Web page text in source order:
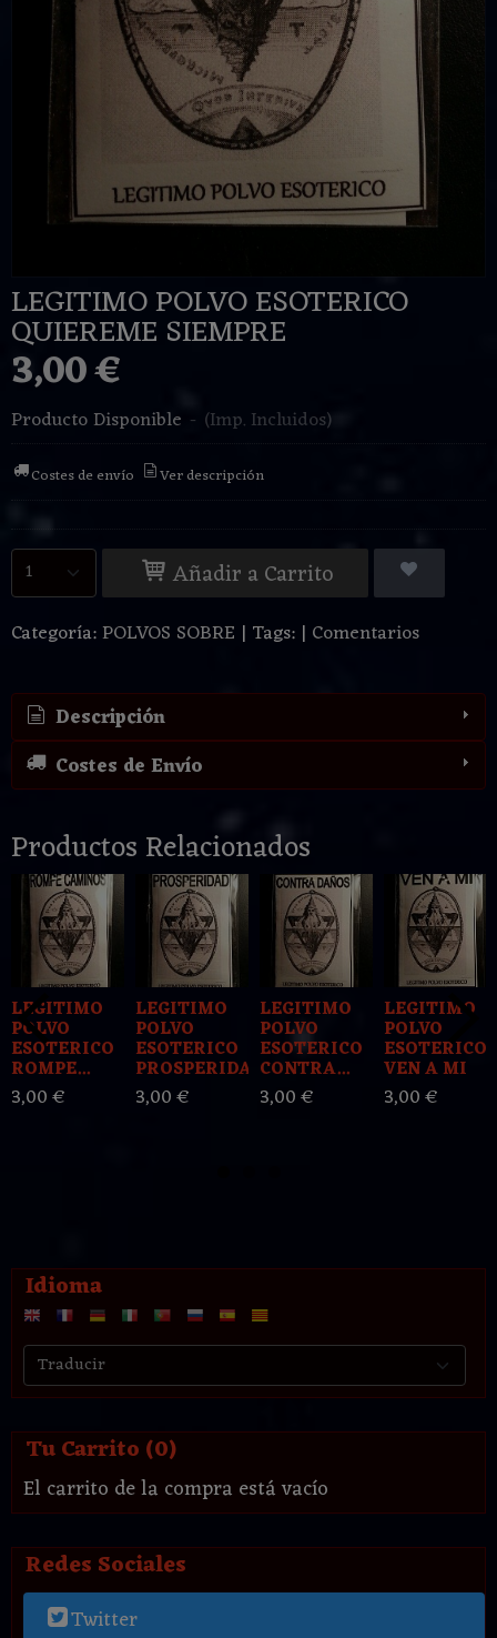
Idioma
Tu Carrito (0)
El carrito de la compra está vacío
Redes Sociales
Twitter
LEGITIMO POLVO ESOTERICO
QUIEREME SIEMPRE
3,00 €
Producto Disponible - (Imp. Incluidos)
Costes de envío Ver descripción
Añadir a Carrito
Categoría:POLVOS SOBRE | Tags: | Comentarios
Descripción
Costes de Envío
Productos Relacionados
LEGITIMO
POLVO
ESOTERICO
ROMPE...
3,00 €
LEGITIMO
POLVO
ESOTERICO
PROSPERIDAD
3,00 €
LEGITIMO
POLVO
ESOTERICO
CONTRA...
3,00 €
LEGITIMO
POLVO
ESOTERICO
VEN A MI
3,00 €